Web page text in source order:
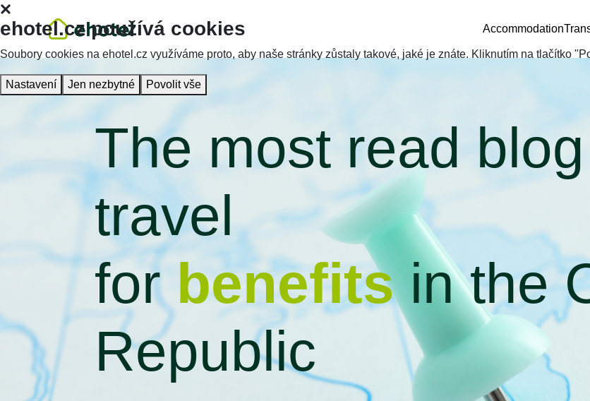
Accommodation
The most read
travel
for benefitsin the
Republic
ehotel.cz používá cookies
Soubory cookies na ehotel.cz využíváme proto, aby naše stránky zůstaly takové, jaké je znáte. Kliknutím na tlačítko
Nastavení Jen nezbytné Povolit vše